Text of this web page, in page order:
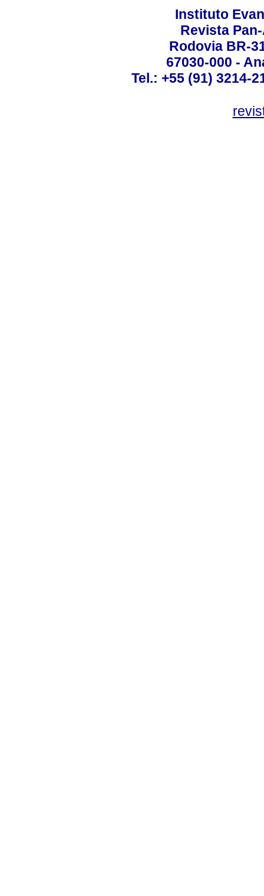
Instituto
Revista
Rodovia BR-
67030-000 -
Tel.: +55 (91) 3214-